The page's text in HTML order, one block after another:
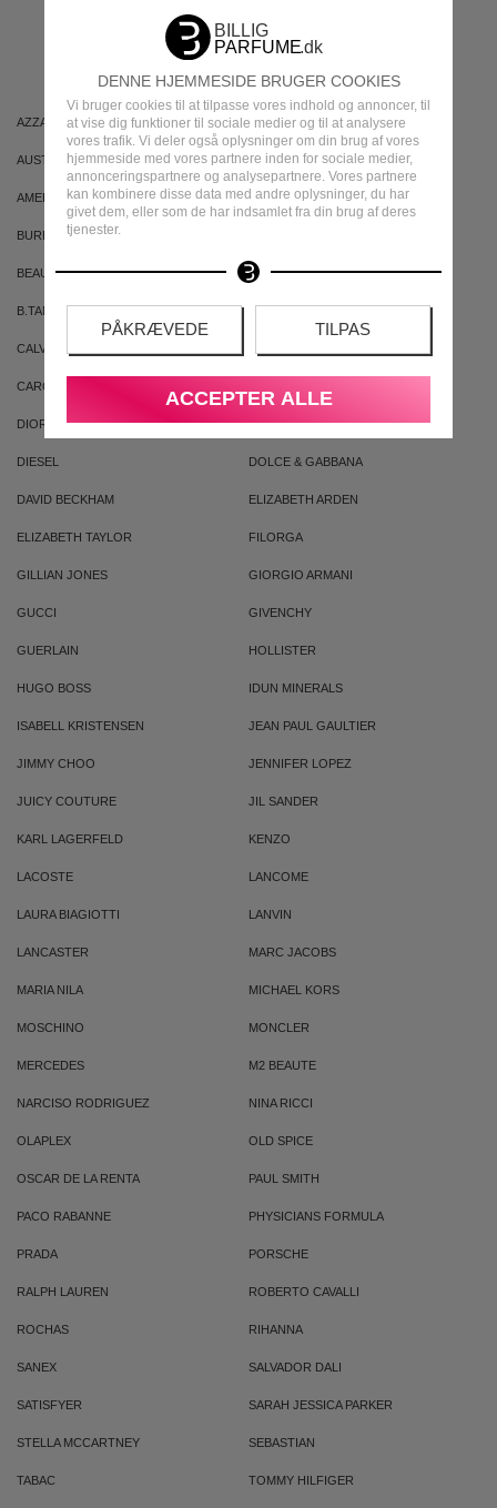
DENNE HJEMMESIDE BRUGER COOKIES
Vi bruger cookies til at tilpasse vores indhold og annoncer, til
at vise dig funktioner til sociale medier og til at analysere
vores trafik. Vi deler også oplysninger om din brug af vores
hjemmeside med vores partnere inden for sociale medier,
annonceringspartnere og analysepartnere. Vores partnere
kan kombinere disse data med andre oplysninger, du har
givet dem, eller som de har indsamlet fra din brug af deres
tjenester.
PÅKRÆVEDE TILPAS
ACCEPTER ALLE
MÆRKER
AZZARO ARIANA GRANDE
AUSTRALIAN GOLD AUSTRALIAN BODYCARE
AMERICAN CREW ARMAF
BURBERRY
BEAUTE PACIFIQUE BADEANSTALTEN
B.TAN BRUNO BANANI
CALVIN KLEIN
CAROLINA HERRERA
DIOR DKNY
DIESEL DOLCE & GABBANA
DAVID BECKHAM ELIZABETH ARDEN
ELIZABETH TAYLOR FILORGA
GILLIAN JONES GIORGIO ARMANI
GUCCI GIVENCHY
GUERLAIN HOLLISTER
HUGO BOSS IDUN MINERALS
ISABELL KRISTENSEN JEAN PAUL GAULTIER
JIMMY CHOO JENNIFER LOPEZ
JUICY COUTURE JIL SANDER
KARL LAGERFELD KENZO
LACOSTE LANCOME
LAURA BIAGIOTTI LANVIN
LANCASTER MARC JACOBS
MARIA NILA MICHAEL KORS
MOSCHINO MONCLER
MERCEDES M2 BEAUTE
NARCISO RODRIGUEZ NINA RICCI
OLAPLEX OLD SPICE
OSCAR DE LA RENTA PAUL SMITH
PACO RABANNE PHYSICIANS FORMULA
PRADA PORSCHE
RALPH LAUREN ROBERTO CAVALLI
ROCHAS RIHANNA
SANEX SALVADOR DALI
SATISFYER SARAH JESSICA PARKER
STELLA MCCARTNEY SEBASTIAN
TABAC TOMMY HILFIGER